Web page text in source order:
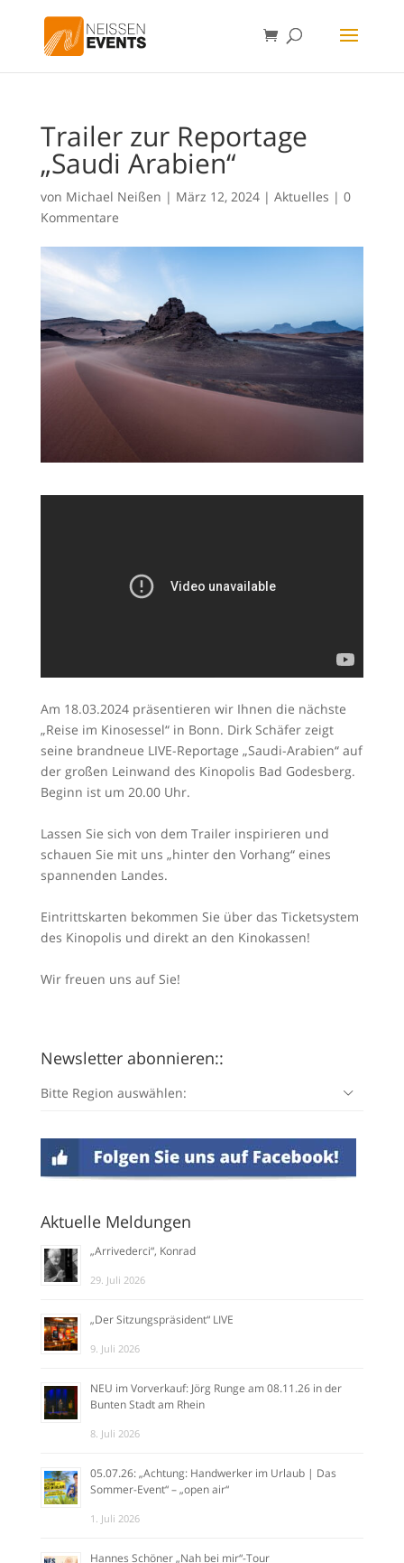
Trailer zur Reportage
„Saudi Arabien“
von Michael Neißen | März 12, 2024| Aktuelles | 0
Kommentare
Am 18.03.2024 präsentieren wir Ihnen die nächste
„Reise im Kinosessel“ in Bonn. Dirk Schäfer zeigt
seine brandneue LIVE-Reportage „Saudi-Arabien“ auf
der großen Leinwand des Kinopolis Bad Godesberg.
Beginn ist um 20.00 Uhr.
Lassen Sie sich von dem Trailer inspirieren und
schauen Sie mit uns „hinter den Vorhang“ eines
spannenden Landes.
Eintrittskarten bekommen Sie über das Ticketsystem
des Kinopolis und direkt an den Kinokassen!
Wir freuen uns auf Sie!
Newsletter abonnieren::
Bitte Region auswählen:
Aktuelle Meldungen
„Arrivederci“, Konrad
29. Juli 2026
„Der Sitzungspräsident“ LIVE
9. Juli 2026
NEU im Vorverkauf: Jörg Runge am 08.11.26 in der
Bunten Stadt am Rhein
8. Juli 2026
05.07.26: „Achtung: Handwerker im Urlaub | Das
Sommer-Event“ – „open air“
1. Juli 2026
Hannes Schöner „Nah bei mir“-Tour